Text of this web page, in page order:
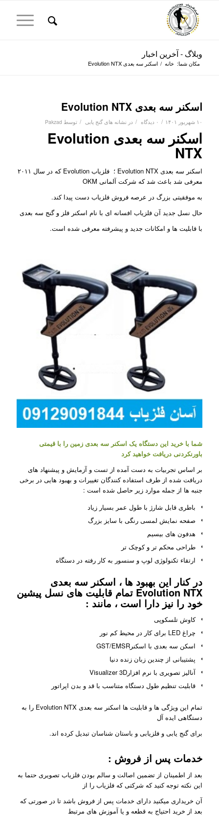
وبلاگ - آخرین اخبار
مکان شما: خانه / اسکنر سه بعدی Evolution NTX
اسکنر سه بعدی Evolution NTX
۱۰ شهریور ۱۴۰۱ / ۰ دیدگاه / در نشانه های گنج یابی / توسط Pakzad
اسکنر سه بعدی Evolution
NTX
اسکنر سه بعدی Evolution NTX ؛ فلزیاب Evolution که در سال ۲۰۱۱
معرفی شد باعث شد که شرکت آلمانی OKM
به موفقیتی بزرگ در عرصه فروش فلزیاب دست پیدا کند.
حال نسل جدید آن فلزیاب افسانه ای با نام اسکنر فلز و گنج سه بعدی
با قابلیت ها و امکانات جدید و پیشرفته معرفی شده است.
شما با خرید این دستگاه یک اسکنر سه بعدی زمین را با قیمتی
باورنکردنی دریافت خواهید کرد
بر اساس تجربیات به دست آمده از تست و آزمایش و پیشنهاد های
دریافت شده از طرف استفاده کنندگان تغییرات و بهبود هایی در برخی
جنبه ها از جمله موارد زیر حاصل شده است :
باطری قابل شارژ با طول عمر بسیار زیاد
صفحه نمایش لمسی رنگی با سایز بزرگ
هدفون های بیسیم
طراحی محکم تر و کوچک تر
ارتقاء تکنولوژی لوپ و سنسور به کار رفته در دستگاه
در کنار این بهبود ها ، اسکنر سه بعدی
Evolution NTX تمام قابلیت های نسل پیشین
خود را نیز دارا است ، مانند :
کاوش تلسکوپی
چراغ LED برای کار در محیط کم نور
اسکن سه بعدی با اسکنرGST/EMSR
پشتیبانی از چندین زبان زنده دنیا
آنالیز تصویری با نرم افزارVisualizer 3D
قابلیت تنظیم طول دستگاه متناسب با قد و بدن اپراتور
تمام این ویژگی ها و قابلیت ها اسکنر سه بعدی Evolution NTX را به
دستگاهی ایده آل
برای گنج یابی و فلزیابی و باستان شناسان تبدیل کرده اند.
خدمات پس از فروش :
بعد از اطمینان از تضمین اصالت و سالم بودن فلزیاب تصویری حتما به
این نکته توجه کنید که شرکتی که فلزیاب را از
آن خریداری میکنید دارای خدمات پس از فروش باشد تا در صورتی که
بعد از خرید احتیاج به قطعه و یا آموزش های مرتبط